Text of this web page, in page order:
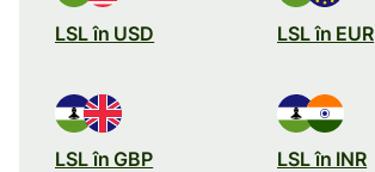
LSL în USD LSL în EUR
LSL în GBP LSL în INR